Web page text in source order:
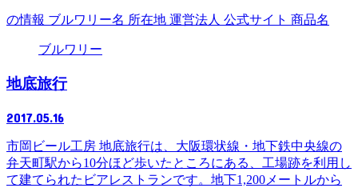
の情報 ブルワリー名 所在地 運営法人 公式サイト 商品名
ブルワリー
地底旅行
2017.05.16
市岡ビール工房 地底旅行は、大阪環状線・地下鉄中央線の
弁天町駅から10分ほど歩いたところにある、工場跡を利用し
て建てられたビアレストランです。地下1,200メートルから